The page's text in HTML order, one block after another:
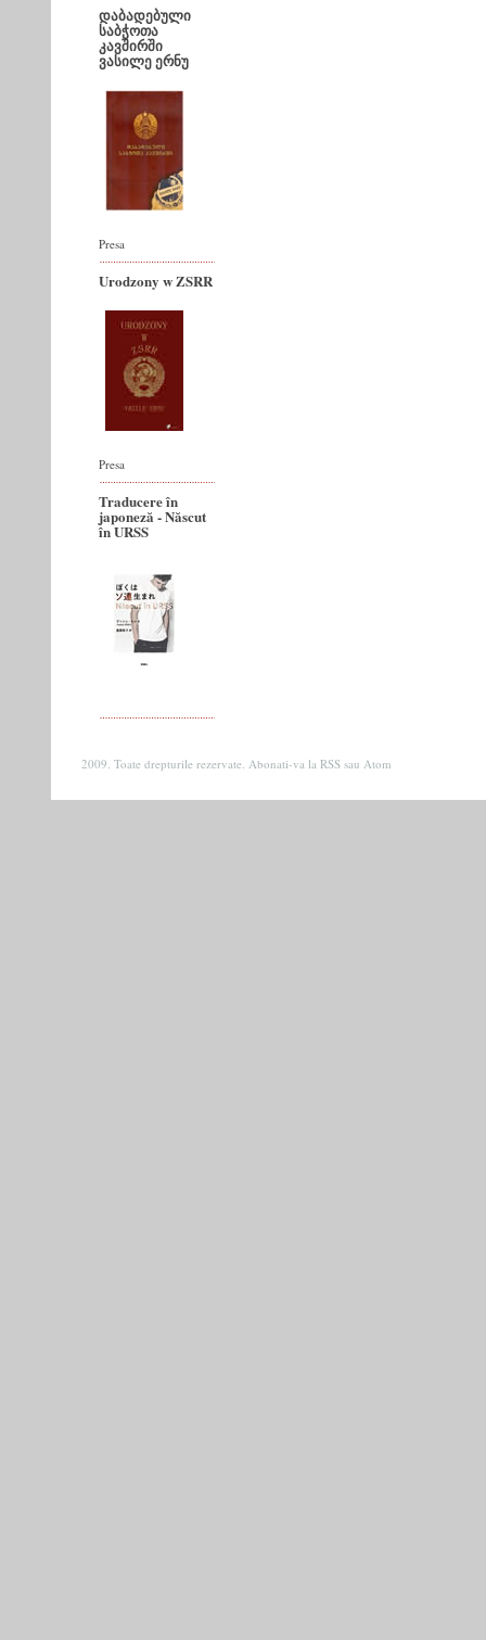
დაბადებული
საბჭოთა
კავშირში
ვასილე ერნუ
Presa
Urodzony w ZSRR
Presa
Traducere în
japoneză - Născut
în URSS
2009. Toate drepturile rezervate. Abonati-va la RSS sau Atom